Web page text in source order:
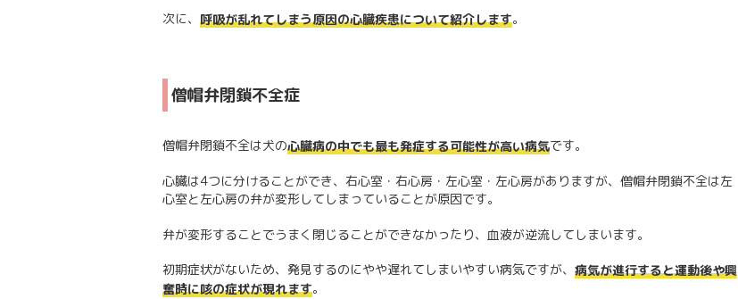
次に、 呼吸が乱れてしまう原因の心臓疾患について紹介します。
僧帽弁閉鎖不全症
僧帽弁閉鎖不全は犬の心臓病の中でも最も発症する可能性が高い病気です。
心臓は4つに分けることができ、右心室・右心房・左心室・左心房がありますが、僧帽弁閉鎖不全は左
心室と左心房の弁が変形してしまっていることが原因です。
弁が変形することでうまく閉じることができなかったり、血液が逆流してしまいます。
初期症状がないため、発見するのにやや遅れてしまいやすい病気ですが、 病気が進行すると運動後や興
奮時に咳の症状が現れます。